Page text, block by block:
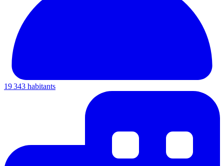
19 343 habitants